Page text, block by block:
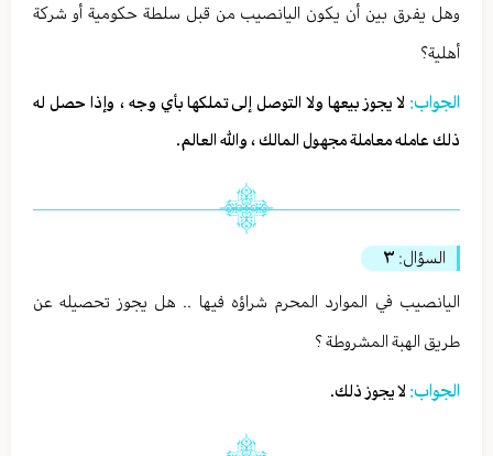
وهل يفرق بين أن يكون اليانصيب من قبل سلطة حكومية أو شركة
أهلية؟
الجواب: لا يجوز بيعها ولا التوصل إلى تملكها بأي وجه ، وإذا حصل له
ذلك عامله معاملة مجهول المالك ، والله العالم.
السؤال: ٣
اليانصيب في الموارد المحرم شراؤه فيها .. هل يجوز تحصيله عن
طريق الهبة المشروطة ؟
الجواب: لا يجوز ذلك.